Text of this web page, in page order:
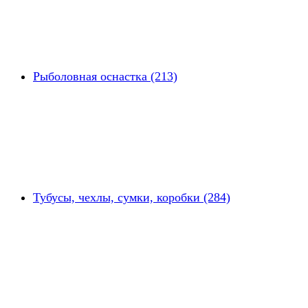
Рыболовная оснастка (213)
Тубусы, чехлы, сумки, коробки (284)